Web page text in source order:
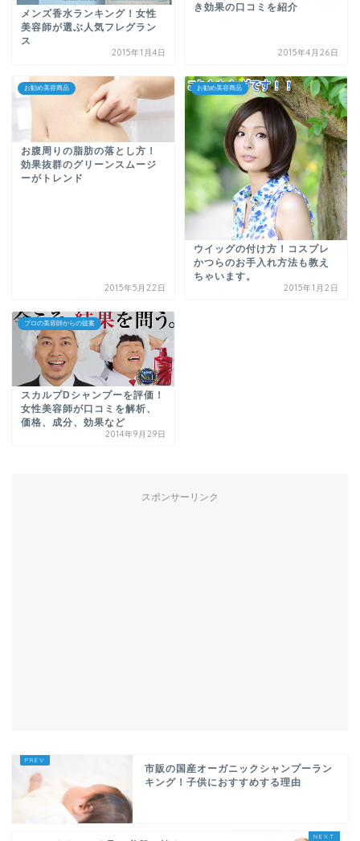
メンズ香水ランキング！女性
美容師が選ぶ人気フレグラン
ス
2015年1月4日
き効果の口コミを紹介
2015年4月26日
お勧め美容商品
お腹周りの脂肪の落とし方！
効果抜群のグリーンスムージ
ーがトレンド
2015年5月22日
お勧め美容商品
ウイッグの付け方！コスプレ
かつらのお手入れ方法も教え
ちゃいます。
2015年1月2日
プロの美容師からの提案
スカルプDシャンプーを評価！
女性美容師が口コミを解析、
価格、成分、効果など
2014年9月29日
スポンサーリンク
市販の国産オーガニックシャンプーラン
キング！子供におすすめする理由